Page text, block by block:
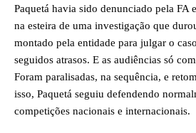
Paquetá havia sido denunciado pela FA
na esteira de uma investigação que
montado pela entidade para julgar o
seguidos atrasos. E as audiências só
Foram paralisadas, na sequência, e
isso, Paquetá seguiu defendendo
competições nacionais e internacionais.